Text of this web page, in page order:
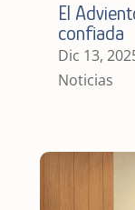
El
confiada
Dic 13,
Noticias